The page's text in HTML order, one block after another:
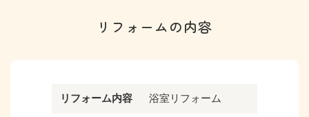
リフォームの内容
リフォーム内容 浴室リフォーム